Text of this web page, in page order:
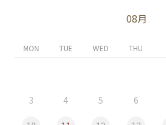
08月
MON TUE WED THU
3 4 5 6